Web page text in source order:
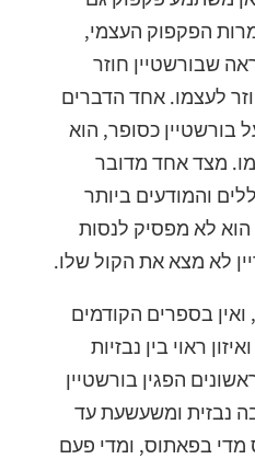
הפקפוק העצמי,
שבורשטיין חוזר
לעצמו. אחד הדברים
כסופר, הוא
מצד אחד מדובר
והמודעים ביותר
לא מפסיק לנסות
לא מצא את הקול שלו.
בספרים הקודמים
ראוי בין נבזיות
הפגין בורשטיין
נבזית ומשעשעת עד
מדי בפאתוס, ומדי פעם